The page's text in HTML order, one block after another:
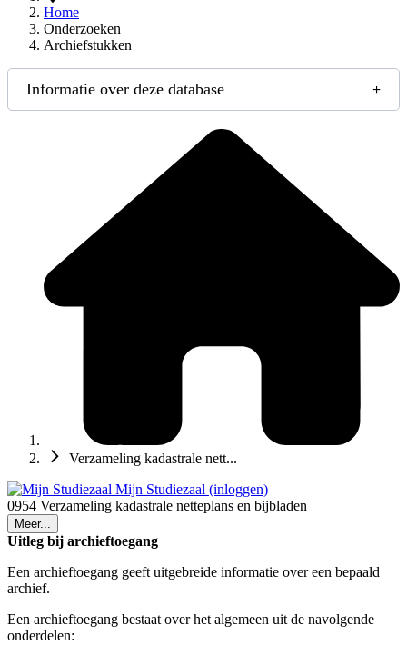
Home
Onderzoeken
Archiefstukken
Informatie over deze database
Verzameling kadastrale nett...
Mijn Studiezaal (inloggen)
0954 Verzameling kadastrale netteplans en bijbladen
Meer...
Uitleg bij archieftoegang
Een archieftoegang geeft uitgebreide informatie over een bepaald
archief.
Een archieftoegang bestaat over het algemeen uit de navolgende
onderdelen: